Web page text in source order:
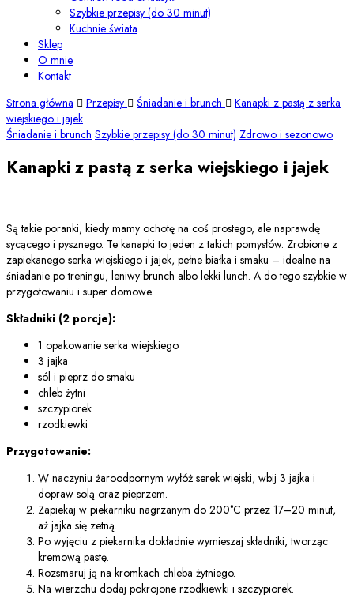
Szybkie przepisy (do 30 minut)
Kuchnie świata
Sklep
O mnie
Kontakt
Strona główna
Przepisy Śniadanie i brunch
Kanapki z pastą z serka
wiejskiego i jajek
Śniadanie i brunch Szybkie przepisy (do 30 minut) Zdrowo i sezonowo
Kanapki z pastą z serka wiejskiego i jajek
Są takie poranki, kiedy mamy ochotę na coś prostego, ale naprawdę
sycącego i pysznego. Te kanapki to jeden z takich pomysłów. Zrobione z
zapiekanego serka wiejskiego i jajek, pełne białka i smaku – idealne na
śniadanie po treningu, leniwy brunch albo lekki lunch. A do tego szybkie w
przygotowaniu i super domowe.
Składniki (2 porcje):
1 opakowanie serka wiejskiego
3 jajka
sól i pieprz do smaku
chleb żytni
szczypiorek
rzodkiewki
Przygotowanie:
W naczyniu żaroodpornym wyłóż serek wiejski, wbij 3 jajka i
dopraw solą oraz pieprzem.
Zapiekaj w piekarniku nagrzanym do 200°C przez 17–20 minut,
aż jajka się zetną.
Po wyjęciu z piekarnika dokładnie wymieszaj składniki, tworząc
kremową pastę.
Rozsmaruj ją na kromkach chleba żytniego.
Na wierzchu dodaj pokrojone rzodkiewki i szczypiorek.